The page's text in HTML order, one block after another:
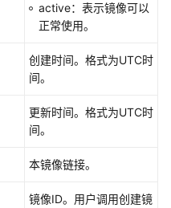
active：表示镜像可以
正常使用。
创建时间。格式为UTC时
间。
更新时间。格式为UTC时
间。
本镜像链接。
镜像ID。用户调用创建镜